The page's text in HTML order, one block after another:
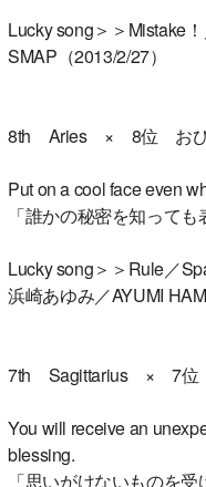
Lucky song＞＞Mistake
SMAP（2013/2/27）
8th Aries × 8位 おひ
Put on a cool face even
「誰かの秘密を知って
Lucky song＞＞Rule／
浜崎あゆみ／AYUMI
7th Sagittarius × 7位
You will receive an
blessing.
「思いがけないものを